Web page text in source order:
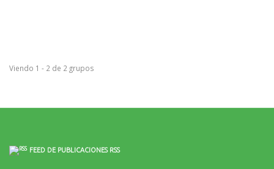
Viendo 1 - 2 de 2 grupos
FEED DE PUBLICACIONES RSS